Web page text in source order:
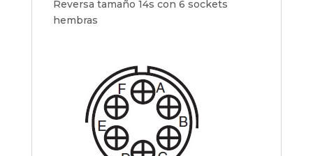
Reversa tamaño 14s con 6 sockets
hembras